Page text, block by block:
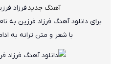
آهنگ جدیدفرزاد
با شعر و متن ترانه به